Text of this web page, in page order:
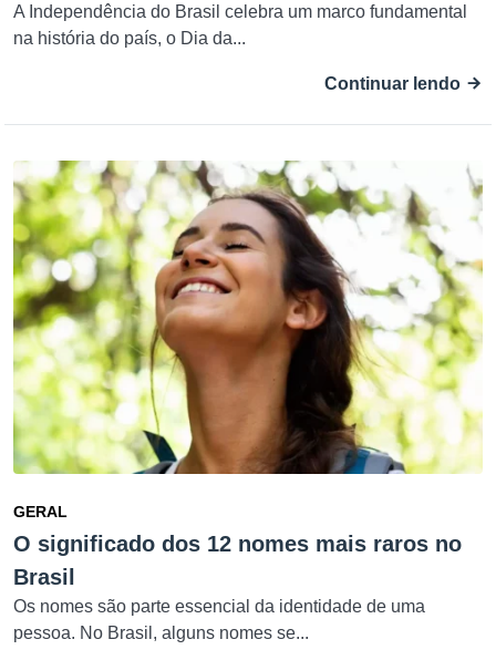
A Independência do Brasil celebra um marco fundamental
na história do país, o Dia da...
Continuar lendo
GERAL
O significado dos 12 nomes mais raros no
Brasil
Os nomes são parte essencial da identidade de uma
pessoa. No Brasil, alguns nomes se...